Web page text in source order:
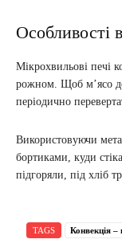
Особливості
Мікрохвильові печі
рожном. Щоб м’ясо
періодично
Використовуючи
бортиками, куди
підгоряли, під хліб
TAGS Конвекція –